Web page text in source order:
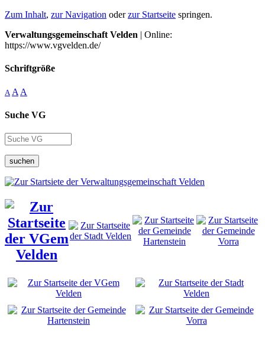
Zum Inhalt, zur Navigation oderzur Startseite springen.
Verwaltungsgemeinschaft Velden | Online:
https://www.vgvelden.de/
Schriftgröße
A A A
Suche VG
suchen